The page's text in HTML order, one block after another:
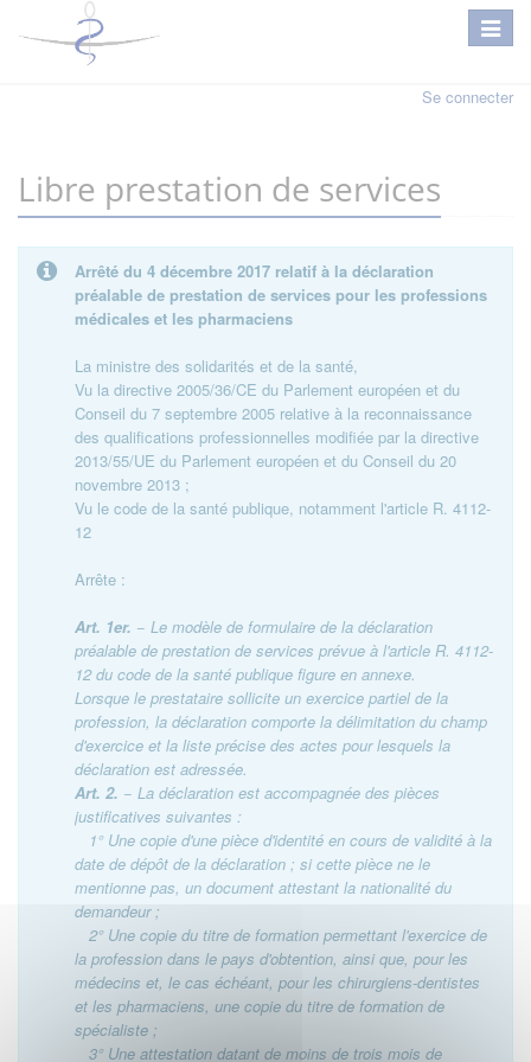
Se connecter
Libre prestation de services
Arrêté du 4 décembre 2017 relatif à la déclaration
préalable de prestation de services pour les professions
médicales et les pharmaciens
La ministre des solidarités et de la santé,
Vu la directive 2005/36/CE du Parlement européen et du
Conseil du 7 septembre 2005 relative à la reconnaissance
des qualifications professionnelles modifiée par la directive
2013/55/UE du Parlement européen et du Conseil du 20
novembre 2013 ;
Vu le code de la santé publique, notamment l'article R. 4112-
12
Arrête :
Art. 1er. − Le modèle de formulaire de la déclaration
préalable de prestation de services prévue à l'article R. 4112-
12 du code de la santé publique figure en annexe.
Lorsque le prestataire sollicite un exercice partiel de la
profession, la déclaration comporte la délimitation du champ
d'exercice et la liste précise des actes pour lesquels la
déclaration est adressée.
Art. 2. − La déclaration est accompagnée des pièces
justificatives suivantes :
1° Une copie d'une pièce d'identité en cours de validité à la
date de dépôt de la déclaration ; si cette pièce ne le
mentionne pas, un document attestant la nationalité du
demandeur ;
2° Une copie du titre de formation permettant l'exercice de
la profession dans le pays d'obtention, ainsi que, pour les
médecins et, le cas échéant, pour les chirurgiens-dentistes
et les pharmaciens, une copie du titre de formation de
spécialiste ;
3° Une attestation datant de moins de trois mois de